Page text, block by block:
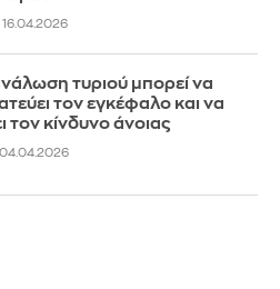
16.04.2026
τυριού μπορεί να
τον εγκέφαλο και να
τον κίνδυνο άνοιας
04.04.2026